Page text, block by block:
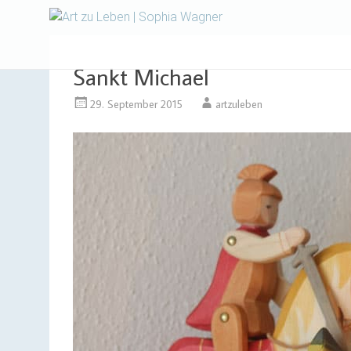
Art zu
Sankt Michael
29. September 2015 artzuleben